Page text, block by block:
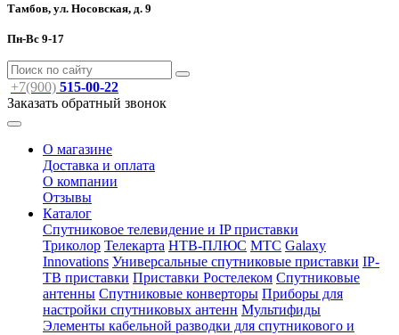
Тамбов, ул. Носовская, д. 9
Пн-Вс 9-17
+7(900) 515-00-22
Заказать обратный звонок
О магазине
Доставка и оплата
О компании
Отзывы
Каталог
Спутниковое телевидение и IP приставки
Триколор Телекарта НТВ-ПЛЮС МТС Galaxy
Innovations Универсальные спутниковые приставки IP-
ТВ приставки Приставки Ростелеком Спутниковые
антенны Спутниковые конверторы Приборы для
настройки спутниковых антенн Мультифиды
Элементы кабельной разводки для спутникового и